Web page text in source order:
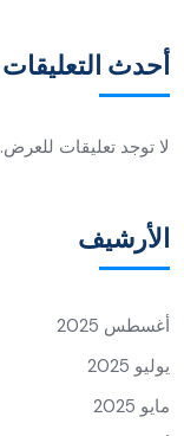
أحدث التعليقات
لا توجد تعليقات للعرض.
الأرشيف
أغسطس 2025
يوليو 2025
مايو 2025